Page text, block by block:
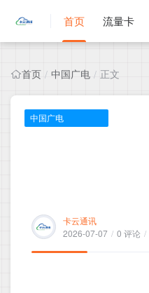
首页 流量卡
首页 / 中国广电 / 正文
中国广电
卡云通讯
2026-07-07 / 0 评论 /